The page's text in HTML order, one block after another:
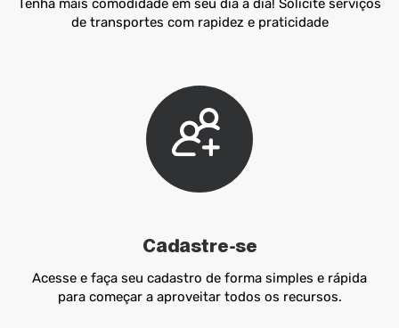
Tenha mais comodidade em seu dia a dia! Solicite serviços
de transportes com rapidez e praticidade
Cadastre-se
Acesse e faça seu cadastro de forma simples e rápida
para começar a aproveitar todos os recursos.